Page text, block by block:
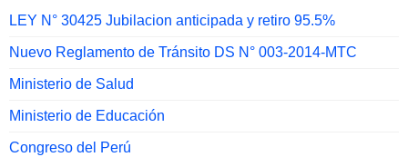
LEY N° 30425 Jubilacion anticipada y retiro 95.5%
Nuevo Reglamento de Tránsito DS N° 003-2014-MTC
Ministerio de Salud
Ministerio de Educación
Congreso del Perú